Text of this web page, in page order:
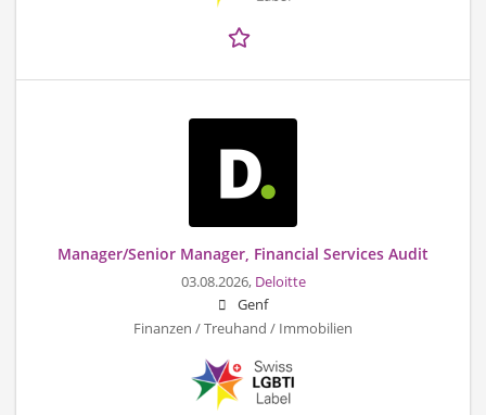
Manager/Senior Manager, Financial Services Audit
03.08.2026, Deloitte
Genf
Finanzen / Treuhand / Immobilien